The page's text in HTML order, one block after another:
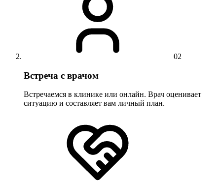
02
Встреча с врачом
Встречаемся в клинике или онлайн. Врач оценивает
ситуацию и составляет вам личный план.